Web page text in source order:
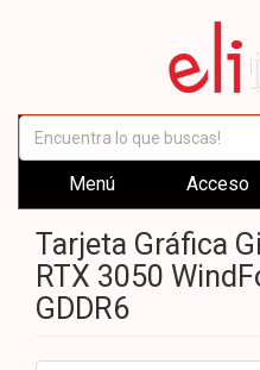
Menú Acceso
Tarjeta Gráfica
RTX 3050
GDDR6